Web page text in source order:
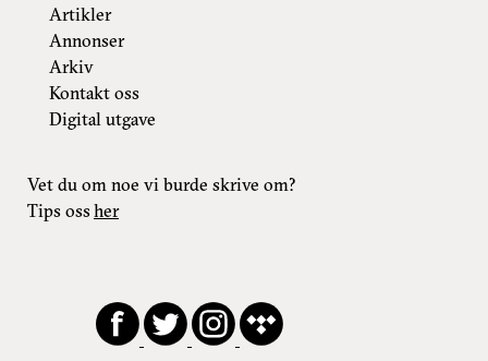
Artikler
Annonser
Arkiv
Kontakt oss
Digital utgave
Vet du om noe vi burde skrive om?
Tips ossher